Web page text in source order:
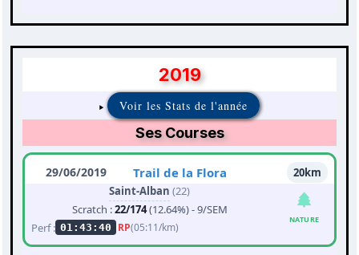
2019
Voir les Stats de l'année
Ses Courses
29/06/2019 Trail de la Flora
20km
Saint-Alban (22)
Scratch :22/174(12.64%) - 9/SEM
Perf : 01:43:40 RP(05:11/km)
NATURE